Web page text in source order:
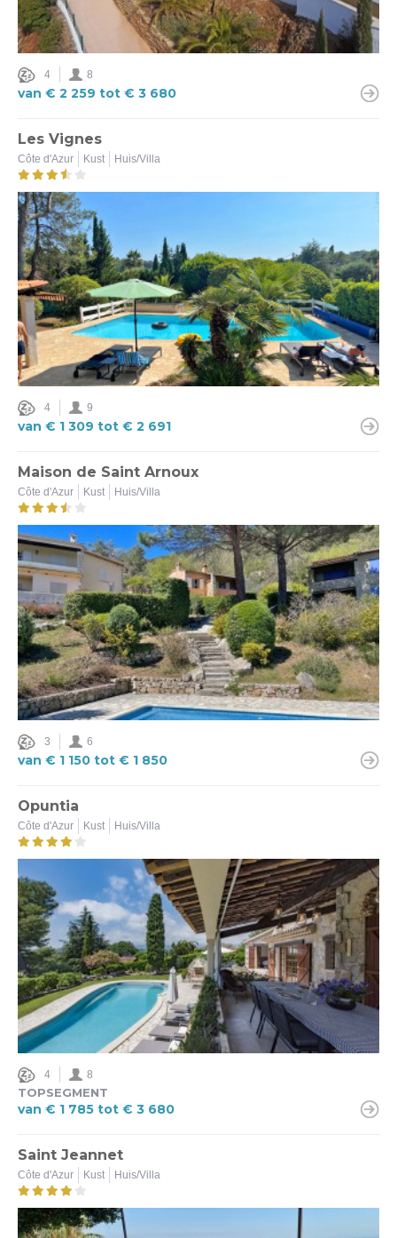
4 8
van € 2 259 tot € 3 680
Les Vignes
Côte d'Azur Kust Huis/Villa
4 9
van € 1 309 tot € 2 691
Maison de Saint Arnoux
Côte d'Azur Kust Huis/Villa
3 6
van € 1 150 tot € 1 850
Opuntia
Côte d'Azur Kust Huis/Villa
4 8
TOPSEGMENT
van € 1 785 tot € 3 680
Saint Jeannet
Côte d'Azur Kust Huis/Villa